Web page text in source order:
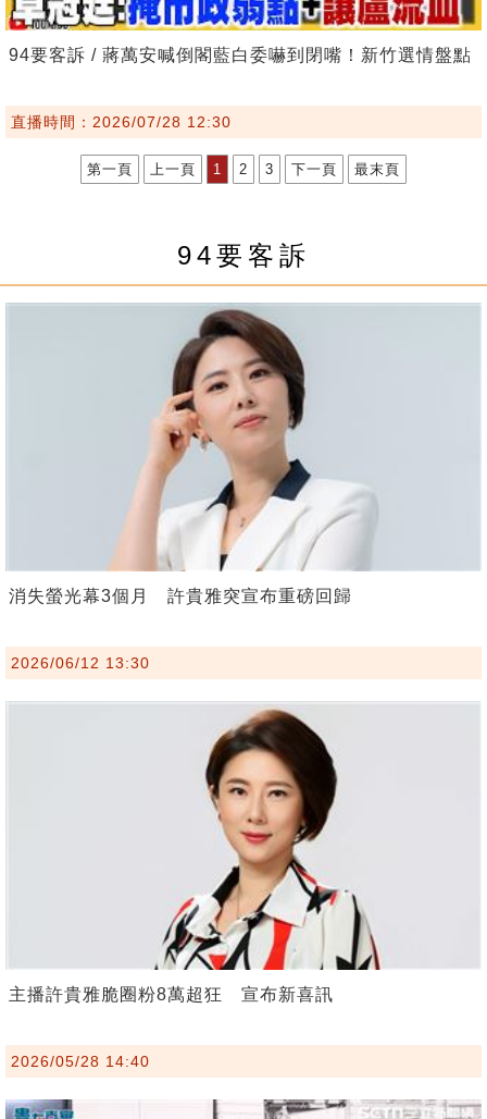
94要客訴 / 蔣萬安喊倒閣藍白委嚇到閉嘴！新竹選情盤點
直播時間：2026/07/28 12:30
第一頁 上一頁 1 2 3 下一頁 最末頁
94要客訴
消失螢光幕3個月 許貴雅突宣布重磅回歸
2026/06/12 13:30
主播許貴雅脆圈粉8萬超狂 宣布新喜訊
2026/05/28 14:40